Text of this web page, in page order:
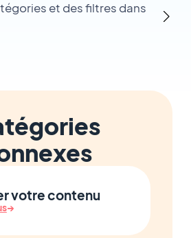
et des filtres dans
votre contenu
→